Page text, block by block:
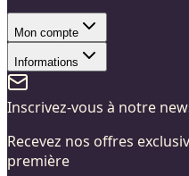
Mon compte
Informations
Inscrivez-vous à notre
Recevez nos offres
première